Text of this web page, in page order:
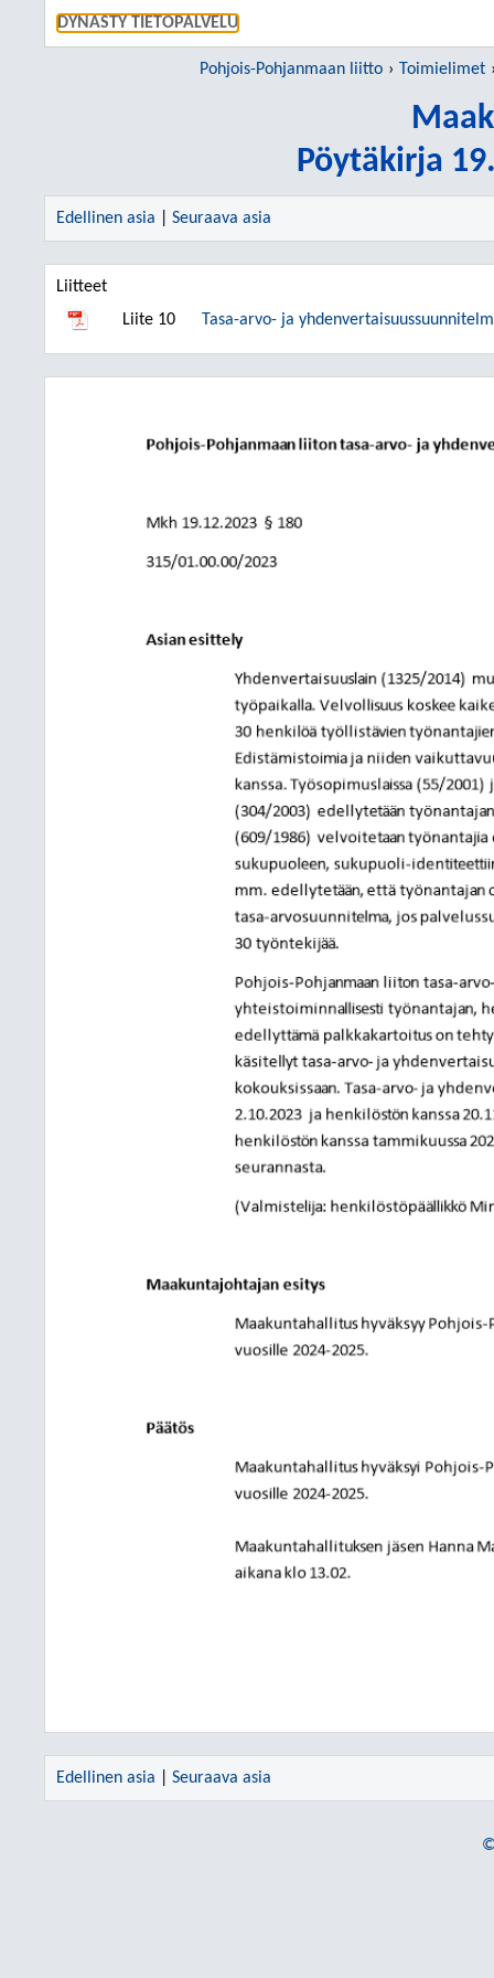
DYNASTY TIETOPALVELU
Pohjois-Pohjanmaan liitto Toimielimet
Pöytäkirja
Edellinen asia Seuraava asia
Liitteet
Liite 10
Tasa-arvo- ja
Edellinen asia Seuraava asia